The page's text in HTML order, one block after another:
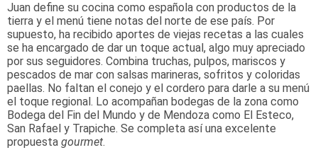
Juan define su cocina como española con productos de la
tierra y el menú tiene notas del norte de ese país. Por
supuesto, ha recibido aportes de viejas recetas a las cuales
se ha encargado de dar un toque actual, algo muy apreciado
por sus seguidores. Combina truchas, pulpos, mariscos y
pescados de mar con salsas marineras, sofritos y coloridas
paellas. No faltan el conejo y el cordero para darle a su menú
el toque regional. Lo acompañan bodegas de la zona como
Bodega del Fin del Mundo y de Mendoza como El Esteco,
San Rafael y Trapiche. Se completa así una excelente
propuesta gourmet.